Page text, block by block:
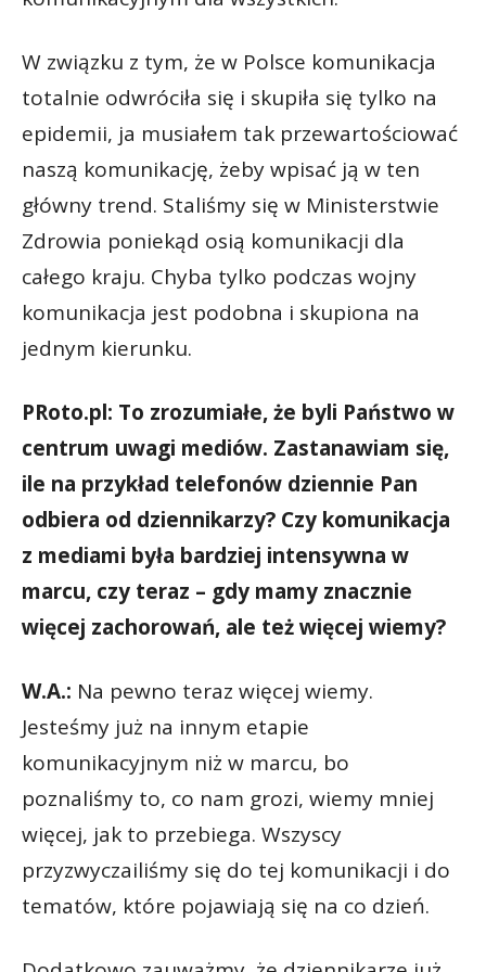
W związku z tym, że w Polsce komunikacja
totalnie odwróciła się i skupiła się tylko na
epidemii, ja musiałem tak przewartościować
naszą komunikację, żeby wpisać ją w ten
główny trend. Staliśmy się w Ministerstwie
Zdrowia poniekąd osią komunikacji dla
całego kraju. Chyba tylko podczas wojny
komunikacja jest podobna i skupiona na
jednym kierunku.
PRoto.pl: To zrozumiałe, że byli Państwo w
centrum uwagi mediów. Zastanawiam się,
ile na przykład telefonów dziennie Pan
odbiera od dziennikarzy? Czy komunikacja
z mediami była bardziej intensywna w
marcu, czy teraz – gdy mamy znacznie
więcej zachorowań, ale też więcej wiemy?
W.A.: Na pewno teraz więcej wiemy.
Jesteśmy już na innym etapie
komunikacyjnym niż w marcu, bo
poznaliśmy to, co nam grozi, wiemy mniej
więcej, jak to przebiega. Wszyscy
przyzwyczailiśmy się do tej komunikacji i do
tematów, które pojawiają się na co dzień.